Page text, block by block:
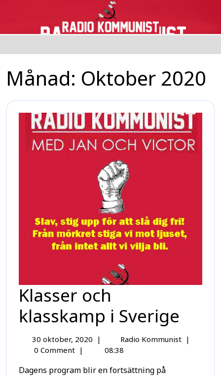
Månad: Oktober 2020
Klasser och
klasskamp i Sverige
30 oktober, 2020 | Radio Kommunist |
0 Comment | 08:38
Dagens program blir en fortsättning på